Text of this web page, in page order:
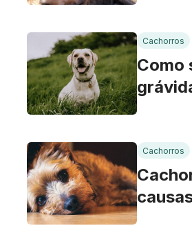
Cachorros
Como
Cachorros